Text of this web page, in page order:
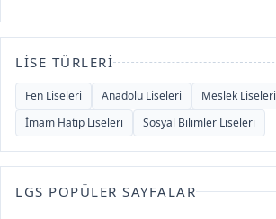
LISE TÜRLERI
Fen Liseleri Anadolu Liseleri
Meslek Liseleri
İmam Hatip Liseleri
Sosyal Bilimler Liseleri
LGS POPÜLER SAYFALAR